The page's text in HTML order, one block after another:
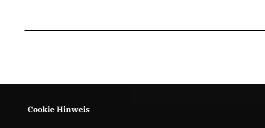
Cookie Hinweis